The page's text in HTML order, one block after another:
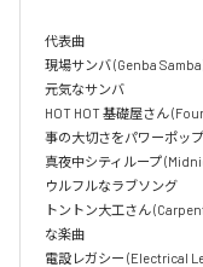
代表曲
現場サンバ (Genba
元気なサンバ
HOT HOT 基礎屋さん
事の大切さをパワーポッ
真夜中シティループ
ウルフルなラブソング
トントン大工さん
な楽曲
電設レガシー (Electrical